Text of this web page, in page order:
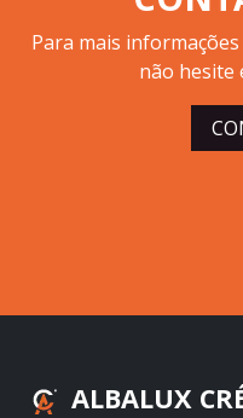
Para mais
não hesite
ALBALUX